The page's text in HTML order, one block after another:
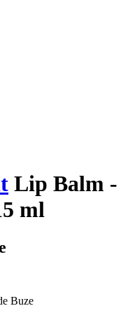
Lip Balm -
ml
Buze